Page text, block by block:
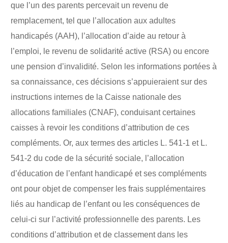
que l’un des parents percevait un revenu de
remplacement, tel que l’allocation aux adultes
handicapés (AAH), l’allocation d’aide au retour à
l’emploi, le revenu de solidarité active (RSA) ou encore
une pension d’invalidité. Selon les informations portées à
sa connaissance, ces décisions s’appuieraient sur des
instructions internes de la Caisse nationale des
allocations familiales (CNAF), conduisant certaines
caisses à revoir les conditions d’attribution de ces
compléments. Or, aux termes des articles L. 541-1 et L.
541-2 du code de la sécurité sociale, l’allocation
d’éducation de l’enfant handicapé et ses compléments
ont pour objet de compenser les frais supplémentaires
liés au handicap de l’enfant ou les conséquences de
celui-ci sur l’activité professionnelle des parents. Les
conditions d’attribution et de classement dans les